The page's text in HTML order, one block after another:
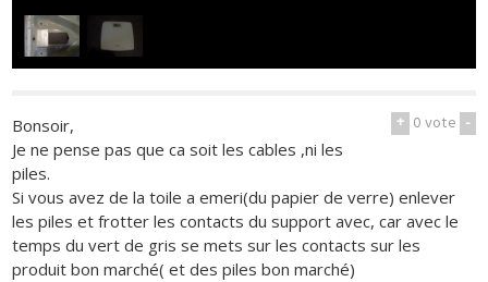
+ 0vote -
Bonsoir,
Je ne pense pas que ca soit les cables ,ni les
piles.
Si vous avez de la toile a emeri(du papier de verre) enlever
les piles et frotter les contacts du support avec, car avec le
temps du vert de gris se mets sur les contacts sur les
produit bon marché( et des piles bon marché)